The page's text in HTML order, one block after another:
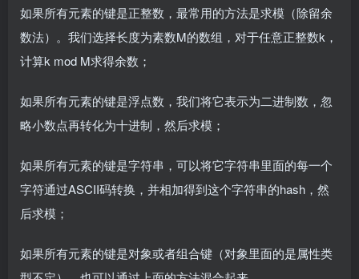
如果所有元素的键是正整数，最常用的方法是求模（除留余
数法）。我们选择长度为素数M的数组，对于任意正整数k，
计算k mod M求得余数；
如果所有元素的键是浮点数，我们将它表示为二进制数，忽
略小数点再转化为十进制，然后求模；
如果所有元素的键是字符串，可以将它字符串里面的每一个
字符通过ASCII码转换，并相加得到这个字符串的hash，然
后求模；
如果所有元素的键是对象或者组合键（对象里面的是属性类